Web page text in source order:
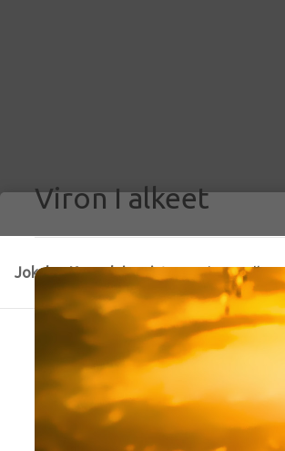
Jokelan Kansalaisopisto> Viron I alkeet
Viron I alkeet